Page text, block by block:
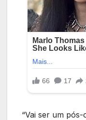
“Vai ser um